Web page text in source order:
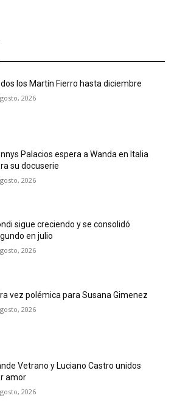
los Martín Fierro hasta diciembre
2026
Palacios espera a Wanda en Italia
su docuserie
2026
sigue creciendo y se consolidó
en julio
2026
vez polémica para Susana Gimenez
2026
Vetrano y Luciano Castro unidos
amor
2026